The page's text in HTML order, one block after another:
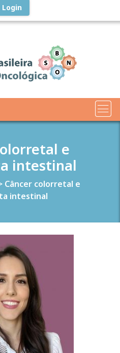
Login
e
intestinal
Câncer colorretal e
intestinal